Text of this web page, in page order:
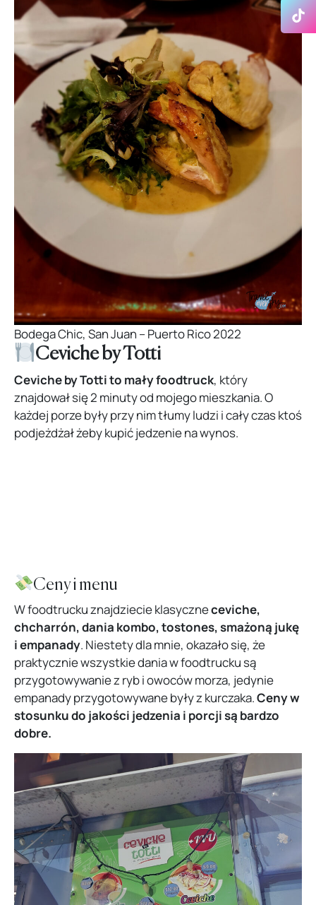
Bodega Chic, San Juan – Puerto Rico 2022
Ceviche by Totti
Ceviche by Totti to mały foodtruck, który
znajdował się 2 minuty od mojego mieszkania.O
każdej porze były przy nim tłumy ludzi i cały czas ktoś
podjeżdżał żeby kupić jedzenie na wynos.
Ceny i menu
W foodtrucku znajdziecie klasyczneceviche,
chcharrón, dania kombo, tostones, smażoną jukę
i empanady. Niestety dla mnie, okazało się, że
praktycznie wszystkie dania w foodtrucku są
przygotowywanie z ryb i owoców morza, jedynie
empanady przygotowywane były z kurczaka.Ceny w
stosunku do jakości jedzenia i porcji są bardzo
dobre.